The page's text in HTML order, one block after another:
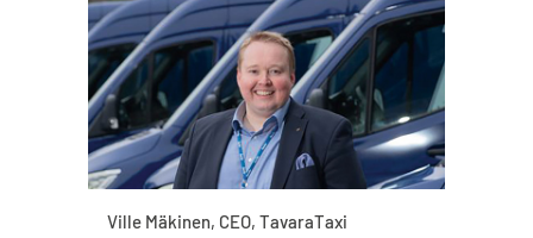
Ville Mäkinen, CEO, TavaraTaxi